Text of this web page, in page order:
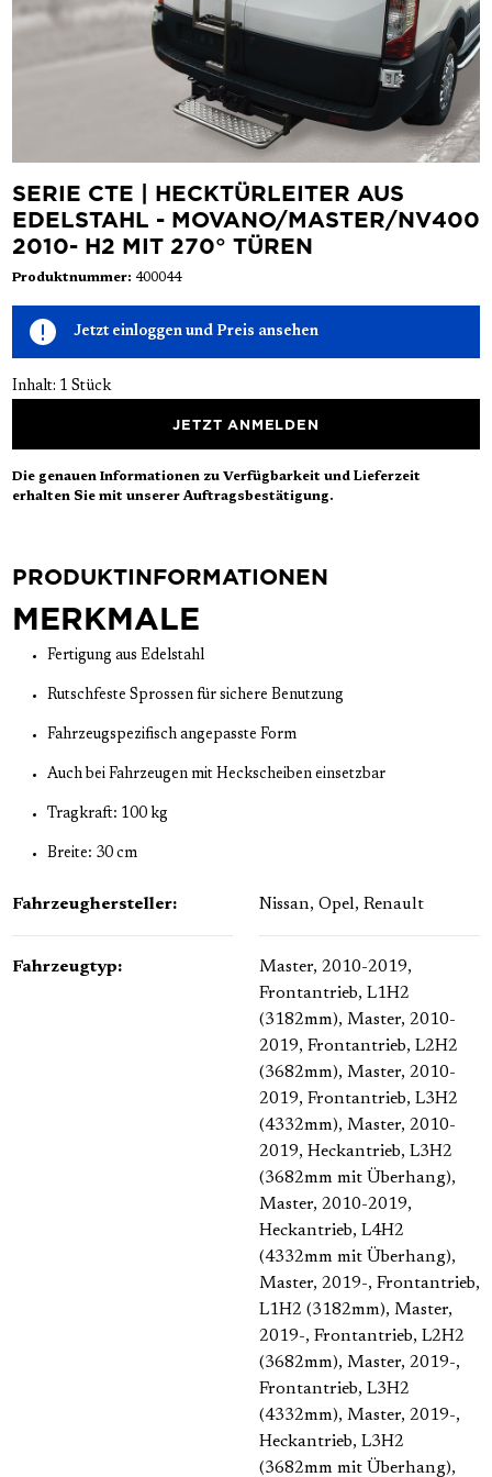
SERIE CTE | HECKTÜRLEITER AUS
EDELSTAHL - MOVANO/MASTER/NV400
2010- H2 MIT 270° TÜREN
Produktnummer: 400044
Jetzt einloggen und Preis ansehen
Inhalt: 1 Stück
JETZT ANMELDEN
Die genauen Informationen zu Verfügbarkeit und Lieferzeit
erhalten Sie mit unserer Auftragsbestätigung.
PRODUKTINFORMATIONEN
MERKMALE
Fertigung aus Edelstahl
Rutschfeste Sprossen für sichere Benutzung
Fahrzeugspezifisch angepasste Form
Auch bei Fahrzeugen mit Heckscheiben einsetzbar
Tragkraft: 100 kg
Breite: 30 cm
Fahrzeughersteller: Nissan, Opel, Renault
Fahrzeugtyp:
Master, 2010-2019,
Frontantrieb, L1H2
(3182mm), Master, 2010-
2019, Frontantrieb, L2H2
(3682mm), Master, 2010-
2019, Frontantrieb, L3H2
(4332mm), Master, 2010-
2019, Heckantrieb, L3H2
(3682mm mit Überhang),
Master, 2010-2019,
Heckantrieb, L4H2
(4332mm mit Überhang),
Master, 2019-, Frontantrieb,
L1H2 (3182mm), Master,
2019-, Frontantrieb, L2H2
(3682mm), Master, 2019-,
Frontantrieb, L3H2
(4332mm), Master, 2019-,
Heckantrieb, L3H2
(3682mm mit Überhang),